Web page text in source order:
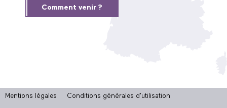
Comment venir ?
Mentions légales Conditions générales d'utilisation